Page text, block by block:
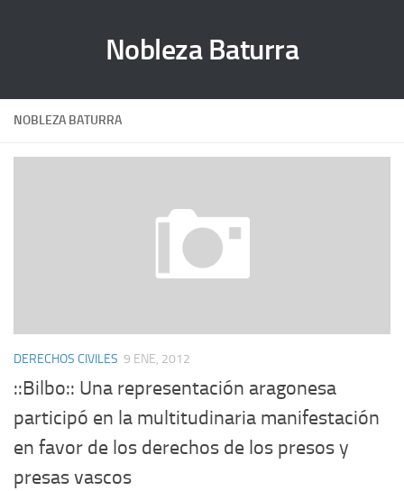
Nobleza Baturra
NOBLEZA BATURRA
DERECHOS CIVILES 9 ENE, 2012
::Bilbo:: Una representación aragonesa
participó en la multitudinaria manifestación
en favor de los derechos de los presos y
presas vascos